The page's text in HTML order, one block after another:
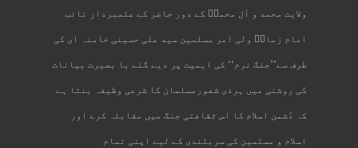
ولایت محمد و آل محمدؐ کے دور حاضر کے علمبردار نائب
امام زمانؑ ولی امر مسلمین سید علی حسینی خامنہ ای کی
طرف سے’’جنگ نرم‘‘ کی اہمیت پر دیے گئے با بصیرت بیانات
کی روشنی میں ہرذی شعورمسلمان کا شرعی وظیفہ بنتا ہے
کہ دُشمن اسلام کا اس ثقافتی جنگ میں مقابلہ کرے اور
اسلام و مسلمین کی سربلندی کے لیے اپنی تمام